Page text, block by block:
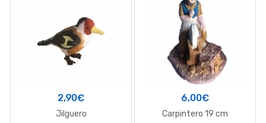
2,90€
Jilguero
6,00€
Carpintero 19 cm